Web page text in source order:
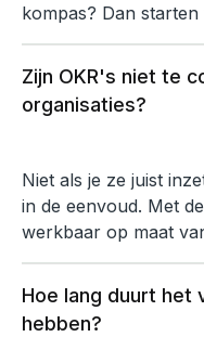
kompas? Dan starten
Zijn OKR's niet te
organisaties?
Niet als je ze juist
in de eenvoud. Met
werkbaar op maat
Hoe lang duurt het
hebben?